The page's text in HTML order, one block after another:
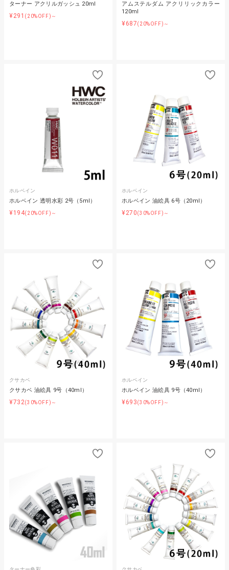
ターナー アクリルガッシュ 20ml
¥291 (20%OFF)～
アムステルダム アクリリックカラー
120ml
¥687(20%OFF)～
ホルベイン
ホルベイン 透明水彩 2号（5ml）
¥194(20%OFF)～
ホルベイン
ホルベイン 油絵具 6号（20ml）
¥270(30%OFF)～
クサカベ
クサカベ 油絵具 9号（40ml）
¥732(30%OFF)～
ホルベイン
ホルベイン 油絵具 9号（40ml）
¥693(30%OFF)～